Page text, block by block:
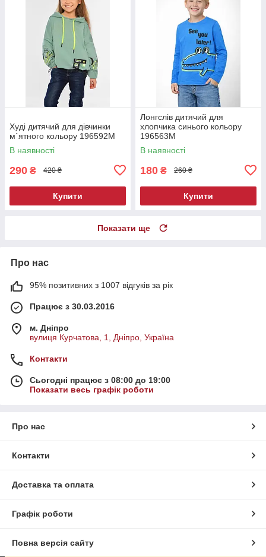
Худі дитячий для дівчинки
м`ятного кольору 196592M
В наявності
290 ₴ 420 ₴
Купити
Лонгслів дитячий для
хлопчика синього кольору
196563M
В наявності
180 ₴ 260 ₴
Купити
Показати ще
Про нас
95% позитивних з 1007 відгуків за рік
Працює з 30.03.2016
м. Дніпро
вулиця Курчатова, 1, Дніпро, Україна
Контакти
Сьогодні працює з 08:00 до 19:00
Показати весь графік роботи
Про нас
Контакти
Доставка та оплата
Графік роботи
Повна версія сайту